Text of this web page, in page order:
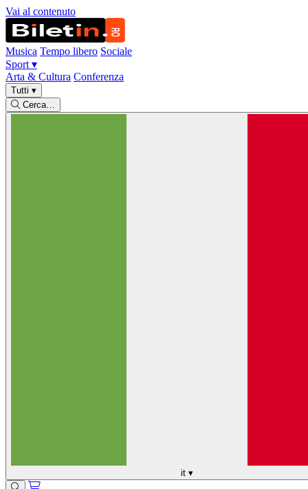
Vai al contenuto
Musica Tempo libero Sociale
Sport ▾
Arta & Cultura Conferenza
Tutti ▾
Cerca…
it ▾